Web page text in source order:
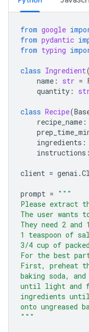
from google
from pydantic
from typing
class Ingredient(
name : str =
quantity :
class Recipe(
recipe_name :
ingredients :
instructions :
client = genai .
prompt = """
Please extract
The user wants
They need 2
1 teaspoon of
3/4 cup of
For the best
First, preheat
baking soda,
until light and
ingredients
onto ungreased
"""